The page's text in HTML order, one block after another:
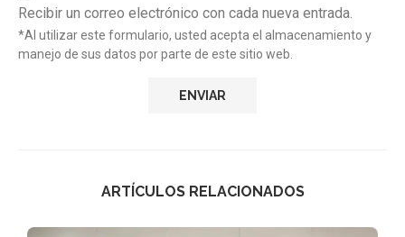
Recibir un correo electrónico con cada nueva entrada.
*Al utilizar este formulario, usted acepta el almacenamiento y
manejo de sus datos por parte de este sitio web.
ARTÍCULOS RELACIONADOS